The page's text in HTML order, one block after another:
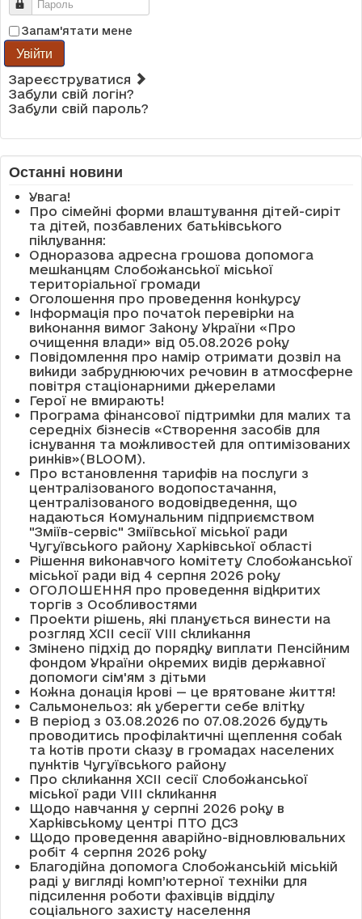
Пароль
Запам'ятати мене
Увійти
Зареєструватися
Забули свій логін?
Забули свій пароль?
Останні новини
Увага!
Про сімейні форми влаштування дітей-сиріт
та дітей, позбавлених батьківського
піклування:
Одноразова адресна грошова допомога
мешканцям Слобожанської міської
територіальної громади
Оголошення про проведення конкурсу
Інформація про початок перевірки на
виконання вимог Закону України «Про
очищення влади» від 05.08.2026 року
Повідомлення про намір отримати дозвіл на
викиди забруднюючих речовин в атмосферне
повітря стаціонарними джерелами
Герої не вмирають!
Програма фінансової підтримки для малих та
середніх бізнесів «Створення засобів для
існування та можливостей для оптимізованих
ринків»(BLOOM).
Про встановлення тарифів на послуги з
централізованого водопостачання,
централізованого водовідведення, що
надаються Комунальним підприємством
"Зміїв-сервіс" Зміївської міської ради
Чугуївського району Харківської області
Рішення виконавчого комітету Слобожанської
міської ради від 4 серпня 2026 року
ОГОЛОШЕННЯ про проведення відкритих
торгів з Особливостями
Проекти рішень, які планується винести на
розгляд XCII сесії VІІІ скликання
Змінено підхід до порядку виплати Пенсійним
фондом України окремих видів державної
допомоги сім'ям з дітьми
Кожна донація крові — це врятоване життя!
Сальмонельоз: як уберегти себе влітку
В період з 03.08.2026 по 07.08.2026 будуть
проводитись профілактичні щеплення собак
та котів проти сказу в громадах населених
пунктів Чугуївського району
Про скликання XCII сесії Слобожанської
міської ради VIII скликання
Щодо навчання у серпні 2026 року в
Харківському центрі ПТО ДСЗ
Щодо проведення аварійно-відновлювальних
робіт 4 серпня 2026 року
Благодійна допомога Слобожанській міській
раді у вигляді комп’ютерної техніки для
підсилення роботи фахівців відділу
соціального захисту населення